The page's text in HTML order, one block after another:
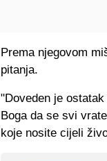
Prema njegovom
pitanja.
"Doveden je
Boga da se svi
koje nosite cijeli